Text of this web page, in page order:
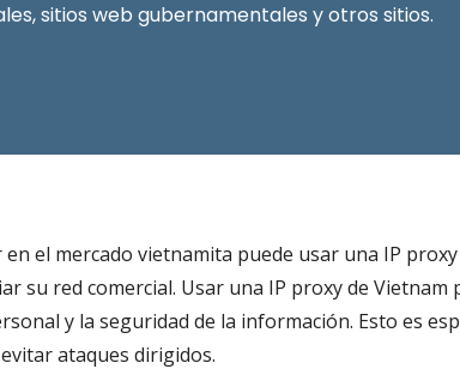
sitios web gubernamentales y otros sitios.
el mercado vietnamita puede usar una IP
su red comercial. Usar una IP proxy de
y la seguridad de la información. Esto es
ataques dirigidos.